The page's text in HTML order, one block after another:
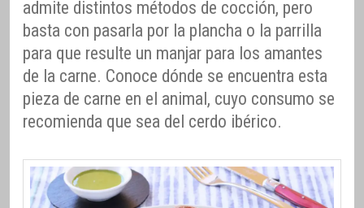
admite distintos métodos de cocción, pero
basta con pasarla por la plancha o la parrilla
para que resulte un manjar para los amantes
de la carne. Conoce dónde se encuentra esta
pieza de carne en el animal, cuyo consumo se
recomienda que sea del cerdo ibérico.